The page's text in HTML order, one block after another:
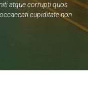
atque corrupti quos
cupiditate non